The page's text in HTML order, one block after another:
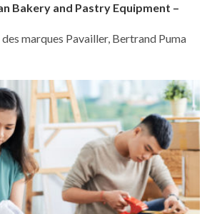
Bakery and Pastry Equipment –
marques Pavailler, Bertrand Puma